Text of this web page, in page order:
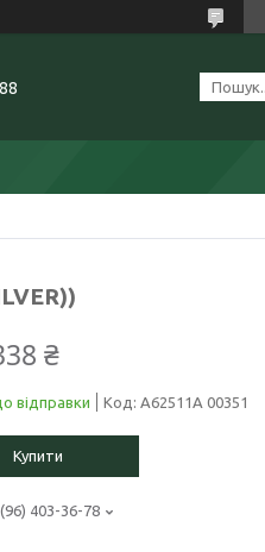
₴
відправки Код: A62511A 00351
Купити
403-36-78